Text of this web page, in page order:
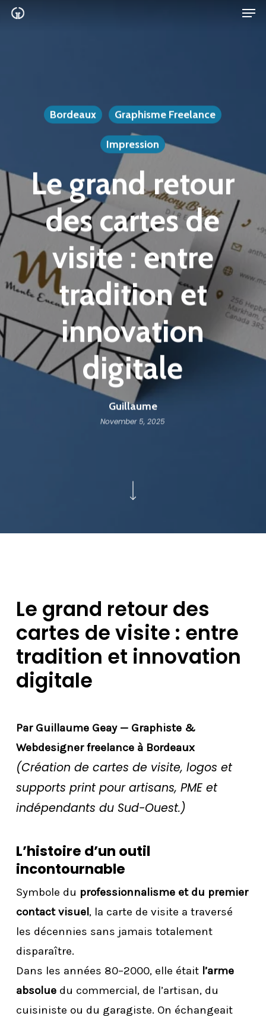
Skip
Bordeaux Graphisme Freelance
Impression
Le grand retour
des cartes de
visite : entre
tradition et
innovation
digitale
Guillaume
November 5, 2025
Le grand retour des
cartes de visite : entre
tradition et innovation
digitale
Par Guillaume Geay — Graphiste &
Webdesigner freelance à Bordeaux
(Création de cartes de visite, logos et
supports print pour artisans, PME et
indépendants du Sud-Ouest.)
L’histoire d’un outil
incontournable
Symbole du professionnalisme et du premier
contact visuel, la carte de visite a traversé
les décennies sans jamais totalement
disparaître.
Dans les années 80–2000, elle était l’arme
absoluedu commercial, de l’artisan, du
cuisiniste ou du garagiste. On échangeait